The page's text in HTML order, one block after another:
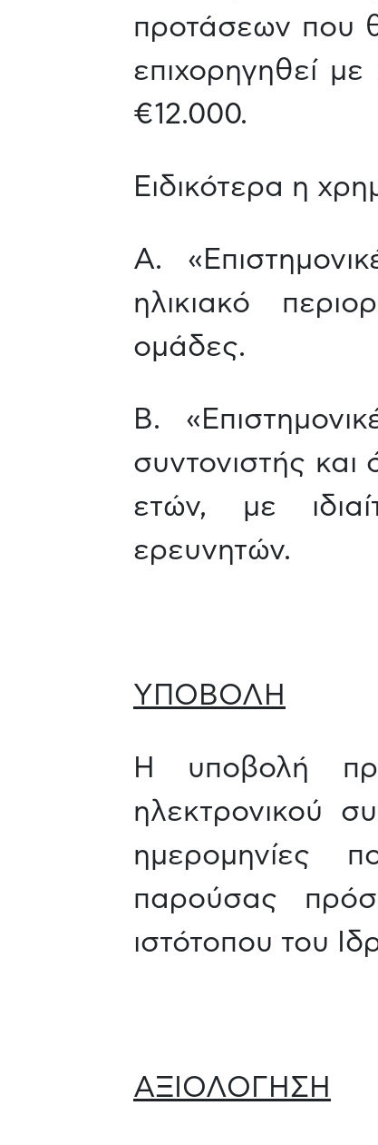
προτάσεων που
επιχορηγηθεί
€12.000.
Ειδικότερα η
Α.
ηλικιακό
ομάδες.
Β.
συντονιστής
ετών, με
ερευνητών.
ΥΠΟΒΟΛΗ
Η υποβολή
ηλεκτρονικού
ημερομηνίες
παρούσας
ιστότοπου του
ΑΞΙΟΛΟΓΗΣΗ